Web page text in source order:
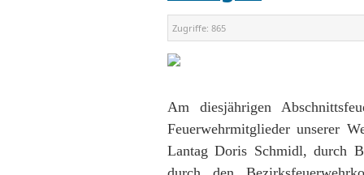
Zugriffe: 865
Am diesjährigen
Feuerwehrmitglieder unserer
Lantag Doris Schmidl, durch